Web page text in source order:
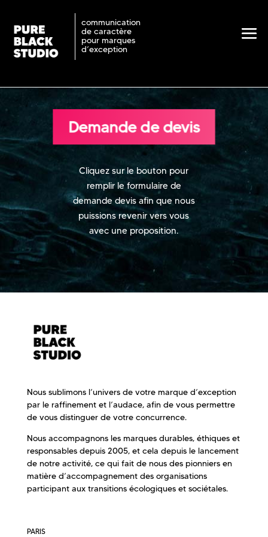
communication
de caractère
pour marques
d’exception
Demande de devis
Cliquez sur le bouton pour
remplir le formulaire de
demande devis afin que nous
puissions revenir vers vous
avec une proposition.
Nous sublimons l’univers de votre marque d’exception
par le raffinement et l’audace, afin de vous permettre
de vous distinguer de votre concurrence.
Nous accompagnons les marques durables, éthiques et
responsables depuis 2005, et cela depuis le lancement
de notre activité, ce qui fait de nous des pionniers en
matière d’accompagnement des organisations
participant aux transitions écologiques et sociétales.
PARIS